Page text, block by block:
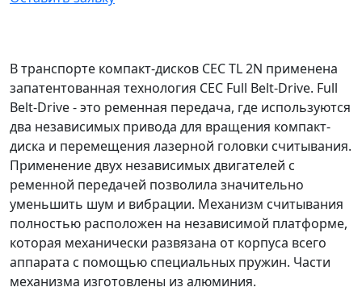
В транспорте компакт-дисков CEC TL 2N применена
запатентованная технология CEC Full Belt-Drive. Full
Belt-Drive - это ременная передача, где используются
два независимых привода для вращения компакт-
диска и перемещения лазерной головки считывания.
Применение двух независимых двигателей с
ременной передачей позволила значительно
уменьшить шум и вибрации. Механизм считывания
полностью расположен на независимой платформе,
которая механически развязана от корпуса всего
аппарата с помощью специальных пружин. Части
механизма изготовлены из алюминия.